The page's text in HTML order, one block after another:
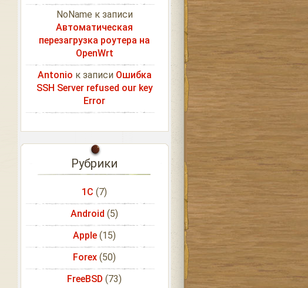
NoName к записи
Автоматическая
перезагрузка роутера на
OpenWrt
Antonio к записи Ошибка
SSH Server refused our key
Error
Рубрики
1С (7)
Android (5)
Apple (15)
Forex (50)
FreeBSD (73)